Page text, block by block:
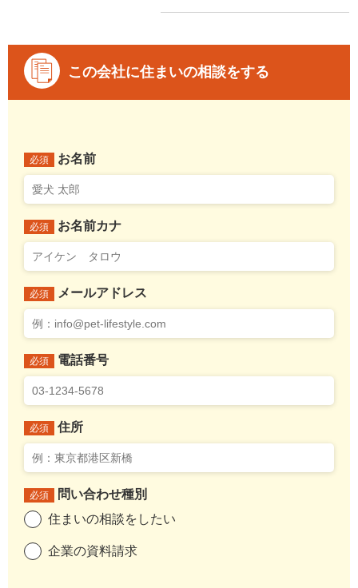
この会社に住まいの相談をする
必須 お名前
必須 お名前カナ
必須 メールアドレス
必須 電話番号
必須 住所
必須
問い合わせ種別
住まいの相談をしたい
企業の資料請求